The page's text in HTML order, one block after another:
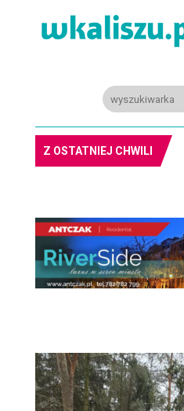
Z OSTATNIEJ CHWILI